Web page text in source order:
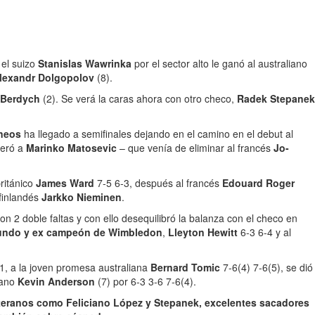
suizo Stanislas Wawrinka por el sector alto le ganó al australiano
Dolgopolov (8).
(2). Se verá la caras ahora con otro checo, Radek Stepanek
ha llegado a semifinales dejando en el camino en el debut al
a Marinko Matosevic – que venía de eliminar al francés Jo-
James Ward 7-5 6-3, después al francés Edouard Roger
Jarkko Nieminen.
2 doble faltas y con ello desequilibró la balanza con el checo en
y ex campeón de Wimbledon, Lleyton Hewitt 6-3 6-4 y al
a la joven promesa australiana Bernard Tomic 7-6(4) 7-6(5), se dió
Kevin Anderson (7) por 6-3 3-6 7-6(4).
como Feliciano López y Stepanek, excelentes sacadores